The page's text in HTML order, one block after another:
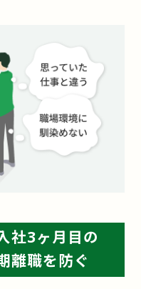
社3ヶ月目の
離職を防ぐ